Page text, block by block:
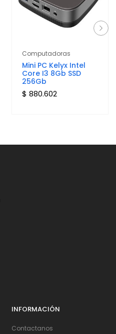
Computadoras
Mini PC Kelyx Intel
Core I3 8Gb SSD
256Gb
$ 880.602
INFORMACIÓN
Contactanos